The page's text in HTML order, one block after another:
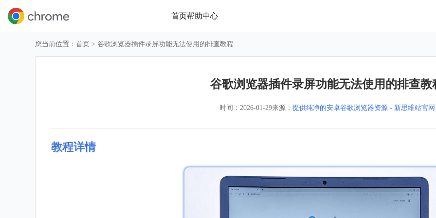
首页帮助中心
您当前位置： 首页 > 谷歌浏览器插件录屏功能无法使用的排查教程
谷歌浏览器插件录屏功能无法使用的排查教
时间： 2026-01-29来源： 提供纯净的安卓谷歌浏览器资源 - 新思维站官网
教程详情